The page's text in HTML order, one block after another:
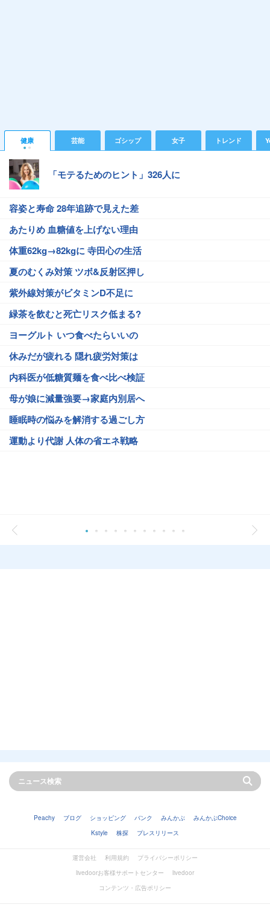
健康 芸能 ゴシップ 女子 トレンド
「モテるためのヒント」326人に
容姿と寿命 28年追跡で見えた差
あたりめ 血糖値を上げない理由
体重62kg→82kgに 寺田心の生活
夏のむくみ対策 ツボ&反射区押し
紫外線対策がビタミンD不足に
緑茶を飲むと死亡リスク低まる?
ヨーグルト いつ食べたらいいの
休みだが疲れる 隠れ疲労対策は
内科医が低糖質麺を食べ比べ検証
母が娘に減量強要→家庭内別居へ
睡眠時の悩みを解消する過ごし方
運動より代謝 人体の省エネ戦略
Peachy ブログ ショッピング バンク みんかぶ
みんかぶChoice
Kstyle
株探 プレスリリース
運営会社 利用規約
プライバシーポリシー
livedoorお客様サポートセンター
livedoor
コンテンツ・広告ポリシー